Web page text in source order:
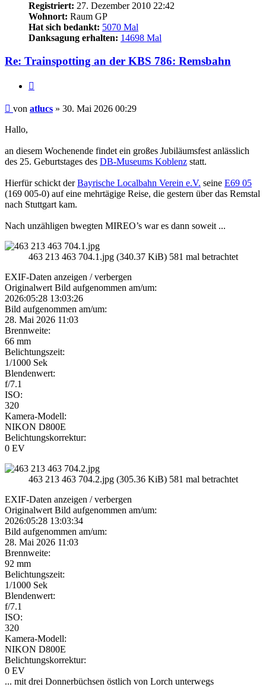
Registriert: 27. Dezember 2010 22:42
Wohnort: Raum GP
Hat sich bedankt: 5070 Mal
Danksagung erhalten: 14698 Mal
Re: Trainspotting an der KBS 786: Remsbahn
Beitrag
von atlucs » 30. Mai 2026 00:29
Hallo,
an diesem Wochenende findet ein großes Jubiläumsfest anlässlich
des 25. Geburtstages des DB-Museums Koblenz statt.
Hierfür schickt derBayrische Localbahn Verein e.V. seine E69 05
(169 005-0) auf eine mehrtägige Reise, die gestern über das Remstal
nach Stuttgart kam.
Nach unzähligen bwegten MIREO’s war es dann soweit ...
463 213 463 704.1.jpg (340.37 KiB) 581 mal betrachtet
EXIF-Daten anzeigen / verbergen
Originalwert Bild aufgenommen am/um:
2026:05:28 13:03:26
Bild aufgenommen am/um:
28. Mai 2026 11:03
Brennweite:
66 mm
Belichtungszeit:
1/1000 Sek
Blendenwert:
f/7.1
ISO:
320
Kamera-Modell:
NIKON D800E
Belichtungskorrektur:
0 EV
463 213 463 704.2.jpg (305.36 KiB) 581 mal betrachtet
EXIF-Daten anzeigen / verbergen
Originalwert Bild aufgenommen am/um:
2026:05:28 13:03:34
Bild aufgenommen am/um:
28. Mai 2026 11:03
Brennweite:
92 mm
Belichtungszeit:
1/1000 Sek
Blendenwert:
f/7.1
ISO:
320
Kamera-Modell:
NIKON D800E
Belichtungskorrektur:
0 EV
... mit drei Donnerbüchsen östlich von Lorch unterwegs